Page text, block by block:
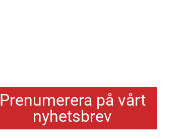
Prenumerera på vårt
nyhetsbrev